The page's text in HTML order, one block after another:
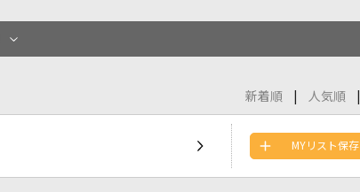
新着順
人気順
MYリスト保存